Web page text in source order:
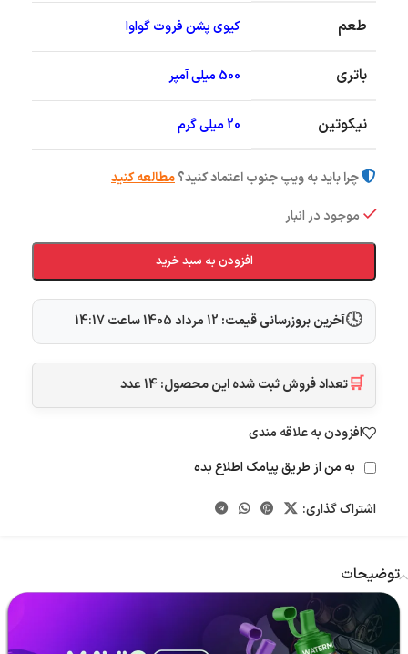
طعم کیوی پشن فروت گواوا
باتری 500 میلی آمپر
نیکوتین 20 میلی گرم
چرا باید به ویپ جنوب اعتماد کنید؟مطالعه کنید
موجود در انبار
افزودن به سبد خرید
🕓آخرین بروزرسانی قیمت: 12 مرداد 1405 ساعت14:17
🛒تعداد فروش ثبت شده این محصول:14عدد
افزودن به علاقه مندی
به من از طریق پیامک اطلاع بده
اشتراک گذاری:
توضیحات